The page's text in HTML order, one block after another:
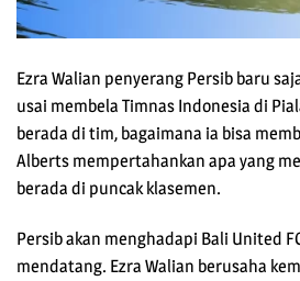
Ezra Walian penyerang Persib baru
usai membela Timnas Indonesia di
berada di tim, bagaimana ia bisa
Alberts mempertahankan apa yang
berada di puncak klasemen.
Persib akan menghadapi Bali United
mendatang. Ezra Walian berusaha